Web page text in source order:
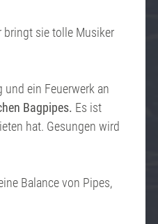
bringt sie tolle Musiker
und ein Feuerwerk an
Bagpipes. Es ist
hat. Gesungen wird
Balance von Pipes,